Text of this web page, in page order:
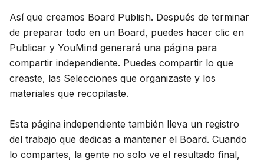
Así que creamos Board Publish. Después de terminar
de preparar todo en un Board, puedes hacer clic en
Publicar y YouMind generará una página para
compartir independiente. Puedes compartir lo que
creaste, las Selecciones que organizaste y los
materiales que recopilaste.
Esta página independiente también lleva un registro
del trabajo que dedicas a mantener el Board. Cuando
lo compartes, la gente no solo ve el resultado final,